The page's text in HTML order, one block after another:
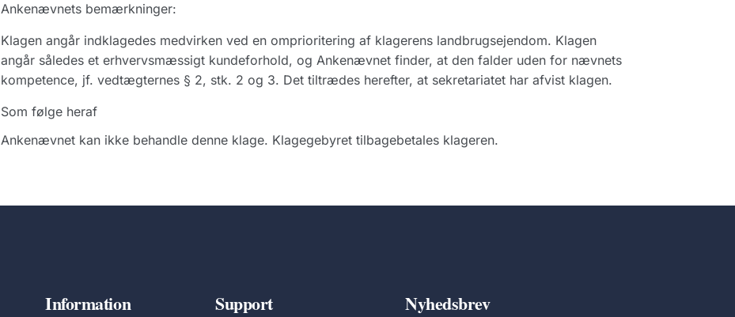
Ankenævnets bemærkninger:
Klagen angår indklagedes medvirken ved en omprioritering af klagerens landbrugsejendom. Klagen
angår således et erhvervsmæssigt kundeforhold, og Ankenævnet finder, at den falder uden for nævnets
kompetence, jf. vedtægternes § 2, stk. 2 og 3. Det tiltrædes herefter, at sekretariatet har afvist klagen.
Som følge heraf
Ankenævnet kan ikke behandle denne klage. Klagegebyret tilbagebetales klageren.
Information Support Nyhedsbrev